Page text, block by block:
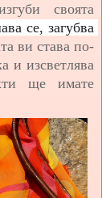
своята
се, загубва
ви става по-
и изсветлява
ще имате